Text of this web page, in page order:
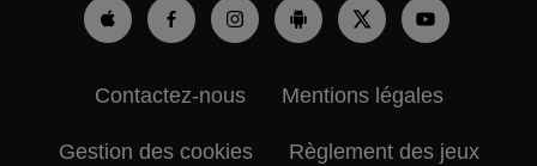
Contactez-nous Mentions légales
Gestion des cookies Règlement des jeux